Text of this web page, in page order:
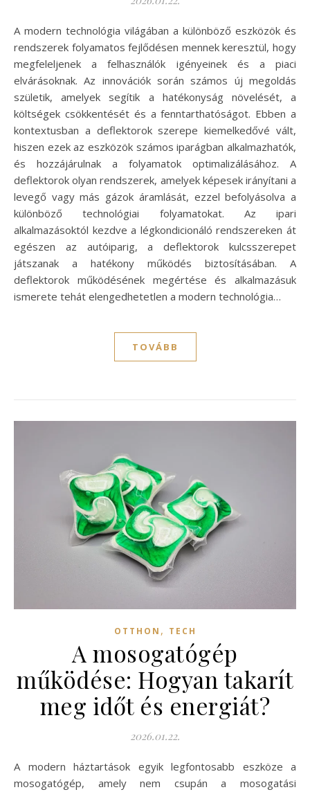
A modern technológia világában a különböző eszközök és
rendszerek folyamatos fejlődésen mennek keresztül, hogy
megfeleljenek a felhasználók igényeinek és a piaci
elvárásoknak. Az innovációk során számos új megoldás
születik, amelyek segítik a hatékonyság növelését, a
költségek csökkentését és a fenntarthatóságot. Ebben a
kontextusban a deflektorok szerepe kiemelkedővé vált,
hiszen ezek az eszközök számos iparágban alkalmazhatók,
és hozzájárulnak a folyamatok optimalizálásához. A
deflektorok olyan rendszerek, amelyek képesek irányítani a
levegő vagy más gázok áramlását, ezzel befolyásolva a
különböző technológiai folyamatokat. Az ipari
alkalmazásoktól kezdve a légkondicionáló rendszereken át
egészen az autóiparig, a deflektorok kulcsszerepet
játszanak a hatékony működés biztosításában. A
deflektorok működésének megértése és alkalmazásuk
ismerete tehát elengedhetetlen a modern technológia…
TOVÁBB
OTTHON , TECH
A mosogatógép
működése: Hogyan takarít
meg időt és energiát?
2026.01.22.
A modern háztartások egyik legfontosabb eszköze a
mosogatógép, amely nem csupán a mosogatási